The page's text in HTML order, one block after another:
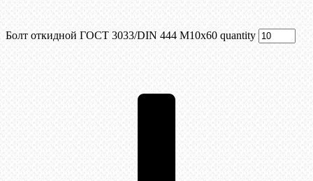
Болт откидной ГОСТ 3033/DIN 444 М10x60 quantity